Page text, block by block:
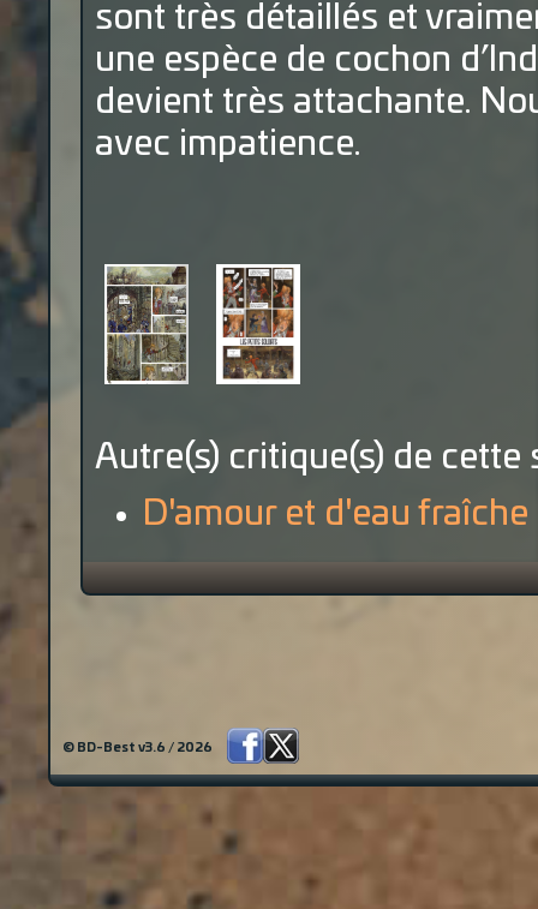
sont très détaillés et
une espèce de cochon
devient très attachante.
avec impatience.
Autre(s) critique(s) de cette
D'amour et d'eau fraîche
© BD-Best v3.6 / 2026